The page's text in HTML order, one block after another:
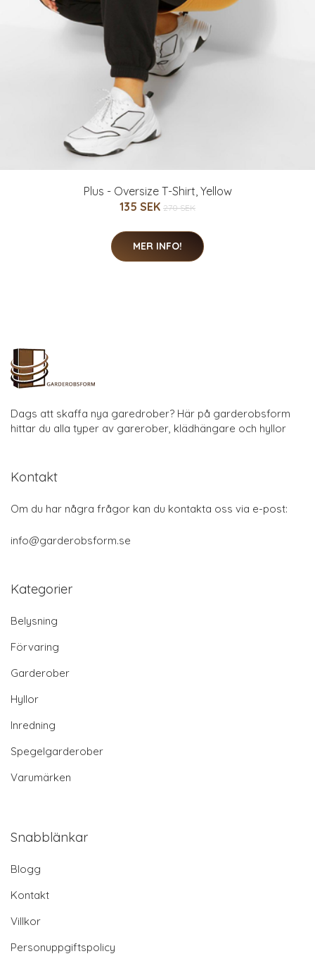
Plus - Oversize T-Shirt, Yellow
135 SEK 270 SEK
MER INFO!
Dags att skaffa nya garedrober? Här på garderobsform
hittar du alla typer av garerober, klädhängare och hyllor
Kontakt
Om du har några frågor kan du kontakta oss via e-post:
info@garderobsform.se
Kategorier
Belysning
Förvaring
Garderober
Hyllor
Inredning
Spegelgarderober
Varumärken
Snabblänkar
Blogg
Kontakt
Villkor
Personuppgiftspolicy